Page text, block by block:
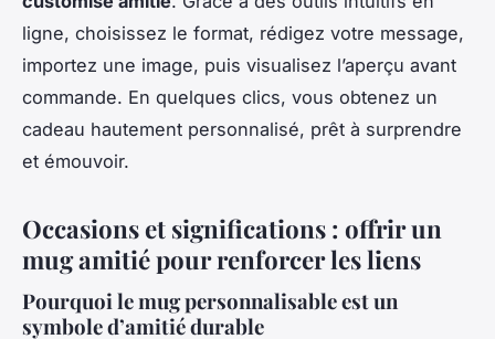
ligne, choisissez le format, rédigez votre message,
importez une image, puis visualisez l’aperçu avant
commande. En quelques clics, vous obtenez un
cadeau hautement personnalisé, prêt à surprendre
et émouvoir.
Occasions et significations : offrir un
mug amitié pour renforcer les liens
Pourquoi le mug personnalisable est un
symbole d’amitié durable